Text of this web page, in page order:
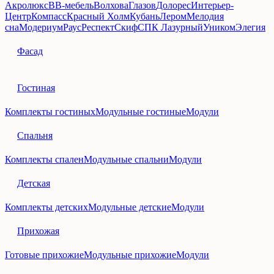
АкролюксВВ‑мебельВолховаГлазовДолоресИнтерьер-
ЦентрКомпассКрасный ХолмКубаньЛеромМелодия
снаМодериумРаусРеспектСкифСПК ЛазурныйУникомЭлегия
Фасад
Гостиная
Комплекты гостиныхМодульные гостиныеМодули
Спальня
Комплекты спаленМодульные спальниМодули
Детская
Комплекты детскихМодульные детскиеМодули
Прихожая
Готовые прихожиеМодульные прихожиеМодули